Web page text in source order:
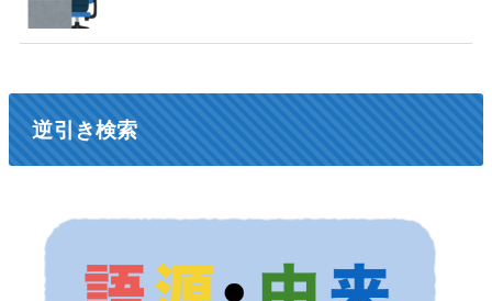
逆引き検索